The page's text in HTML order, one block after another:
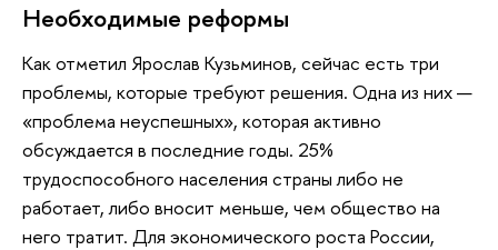
Необходимые реформы
Как отметил Ярослав Кузьминов, сейчас есть три
проблемы, которые требуют решения. Одна из них —
«проблема неуспешных», которая активно
обсуждается в последние годы. 25%
трудоспособного населения страны либо не
работает, либо вносит меньше, чем общество на
него тратит. Для экономического роста России,